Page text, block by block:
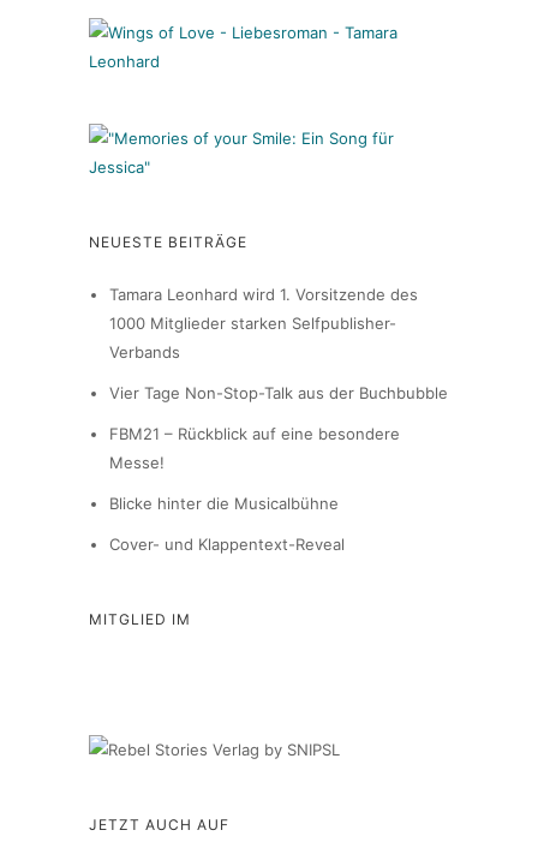
NEUESTE BEITRÄGE
Tamara Leonhard wird 1. Vorsitzende des
1000 Mitglieder starken Selfpublisher-
Verbands
Vier Tage Non-Stop-Talk aus der Buchbubble
FBM21 – Rückblick auf eine besondere
Messe!
Blicke hinter die Musicalbühne
Cover- und Klappentext-Reveal
MITGLIED IM
JETZT AUCH AUF